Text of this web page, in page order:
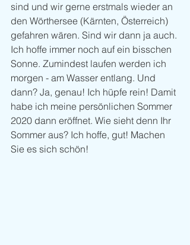
sind und wir gerne erstmals wieder an
den Wörthersee (Kärnten, Österreich)
gefahren wären. Sind wir dann ja auch.
Ich hoffe immer noch auf ein bisschen
Sonne. Zumindest laufen werden ich
morgen - am Wasser entlang. Und
dann? Ja, genau! Ich hüpfe rein! Damit
habe ich meine persönlichen Sommer
2020 dann eröffnet. Wie sieht denn Ihr
Sommer aus? Ich hoffe, gut! Machen
Sie es sich schön!